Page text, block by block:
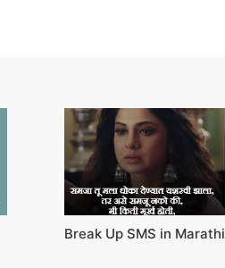
Break Up SMS in Marathi